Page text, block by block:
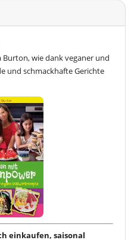
wie dank veganer und
und schmackhafte Gerichte
einkaufen, saisonal